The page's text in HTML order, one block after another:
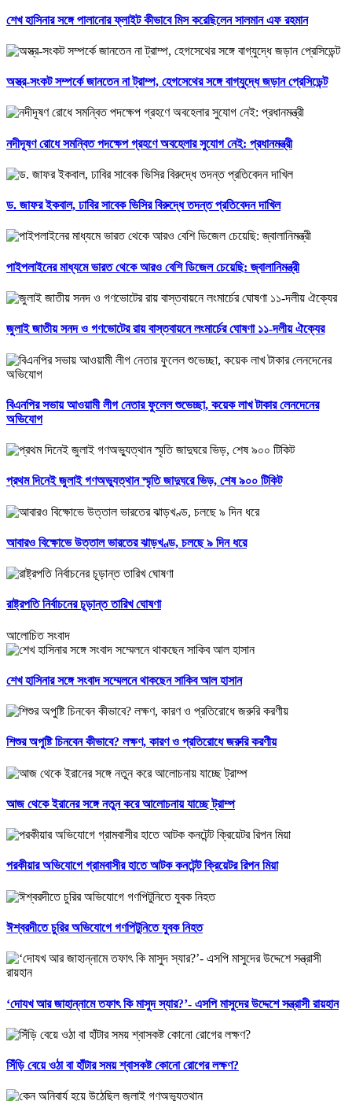
শেখ হাসিনার সঙ্গে পালানোর ফ্লাইট কীভাবে মিস করেছিলেন সালমান এফ রহমান
অস্ত্র-সংকট সম্পর্কে জানতেন না ট্রাম্প, হেগসেথের সঙ্গে বাগ্‌যুদ্ধে জড়ান প্রেসিডেন্ট
নদীদূষণ রোধে সমন্বিত পদক্ষেপ গ্রহণে অবহেলার সুযোগ নেই: প্রধানমন্ত্রী
ড. জাফর ইকবাল, ঢাবির সাবেক ভিসির বিরুদ্ধে তদন্ত প্রতিবেদন দাখিল
পাইপলাইনের মাধ্যমে ভারত থেকে আরও বেশি ডিজেল চেয়েছি: জ্বালানিমন্ত্রী
জুলাই জাতীয় সনদ ও গণভোটের রায় বাস্তবায়নে লংমার্চের ঘোষণা ১১-দলীয় ঐক্যের
বিএনপির সভায় আওয়ামী লীগ নেতার ফুলেল শুভেচ্ছা, কয়েক লাখ টাকার লেনদেনের
অভিযোগ
প্রথম দিনেই জুলাই গণঅভ্যুত্থান স্মৃতি জাদুঘরে ভিড়, শেষ ৯০০ টিকিট
আবারও বিক্ষোভে উত্তাল ভারতের ঝাড়খণ্ড, চলছে ৯ দিন ধরে
রাষ্ট্রপতি নির্বাচনের চূড়ান্ত তারিখ ঘোষণা
আলোচিত সংবাদ
শেখ হাসিনার সঙ্গে সংবাদ সম্মেলনে থাকছেন সাকিব আল হাসান
শিশুর অপুষ্টি চিনবেন কীভাবে? লক্ষণ, কারণ ও প্রতিরোধে জরুরি করণীয়
আজ থেকে ইরানের সঙ্গে নতুন করে আলোচনায় যাচ্ছে ট্রাম্প
পরকীয়ার অভিযোগে গ্রামবাসীর হাতে আটক কনটেন্ট ক্রিয়েটর রিপন মিয়া
ঈশ্বরদীতে চুরির অভিযোগে গণপিটুনিতে যুবক নিহত
‘দোযখ আর জাহান্নামে তফাৎ কি মাসুদ স্যার?’- এসপি মাসুদের উদ্দেশে সন্ত্রাসী রায়হান
সিঁড়ি বেয়ে ওঠা বা হাঁটার সময় শ্বাসকষ্ট কোনো রোগের লক্ষণ?